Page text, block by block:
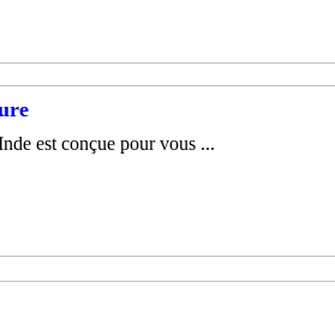
est conçue pour vous ...